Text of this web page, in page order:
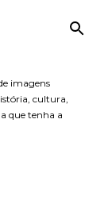
imagens
cultura,
que tenha a